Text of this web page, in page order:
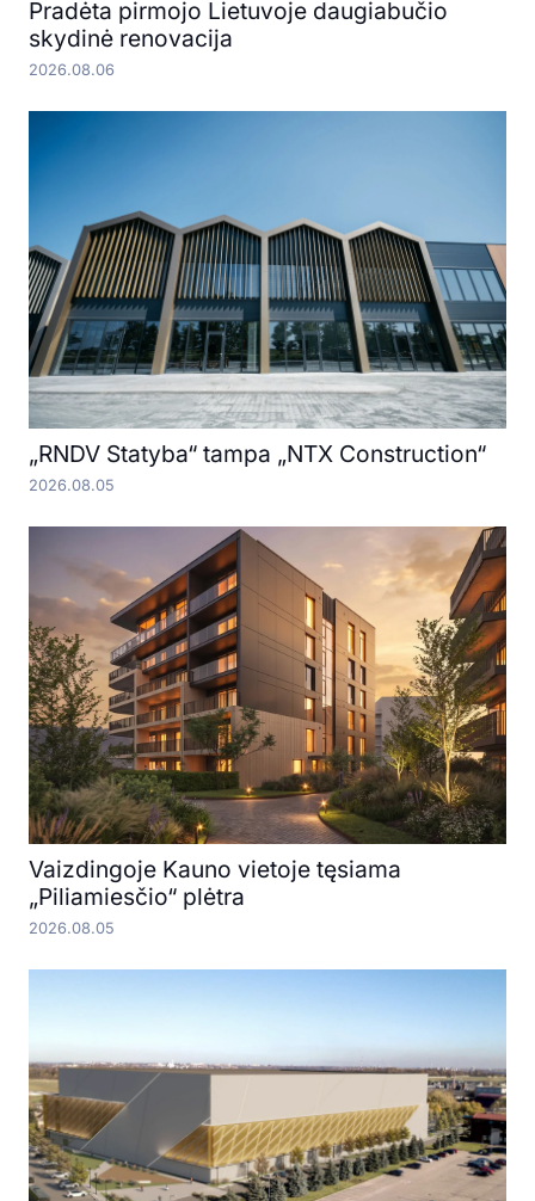
Pradėta pirmojo Lietuvoje daugiabučio
skydinė renovacija
2026.08.06
„RNDV Statyba“ tampa „NTX Construction“
2026.08.05
Vaizdingoje Kauno vietoje tęsiama
„Piliamiesčio“ plėtra
2026.08.05